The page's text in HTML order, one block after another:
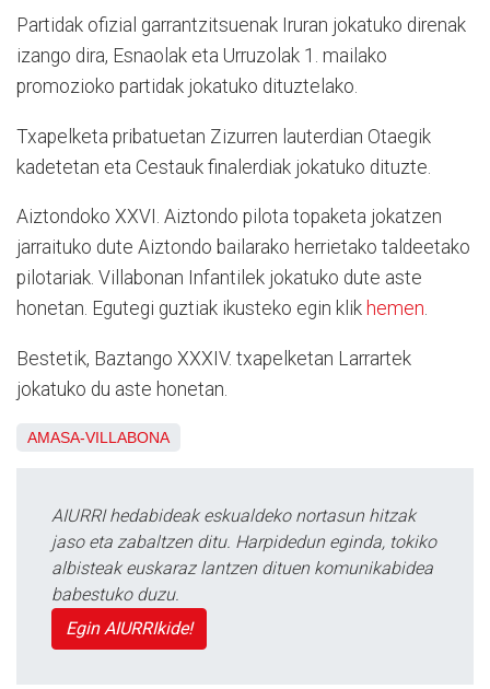
Partidak ofizial garrantzitsuenak Iruran jokatuko direnak
izango dira, Esnaolak eta Urruzolak 1. mailako
promozioko partidak jokatuko dituztelako.
Txapelketa pribatuetan Zizurren lauterdian Otaegik
kadetetan eta Cestauk finalerdiak jokatuko dituzte.
Aiztondoko XXVI. Aiztondo pilota topaketa jokatzen
jarraituko dute Aiztondo bailarako herrietako taldeetako
pilotariak. Villabonan Infantilek jokatuko dute aste
honetan. Egutegi guztiak ikusteko egin klik hemen.
Bestetik, Baztango XXXIV. txapelketan Larrartek
jokatuko du aste honetan.
AMASA-VILLABONA
AIURRI hedabideak eskualdeko nortasun hitzak
jaso eta zabaltzen ditu. Harpidedun eginda, tokiko
albisteak euskaraz lantzen dituen komunikabidea
babestuko duzu.
Egin AIURRIkide!